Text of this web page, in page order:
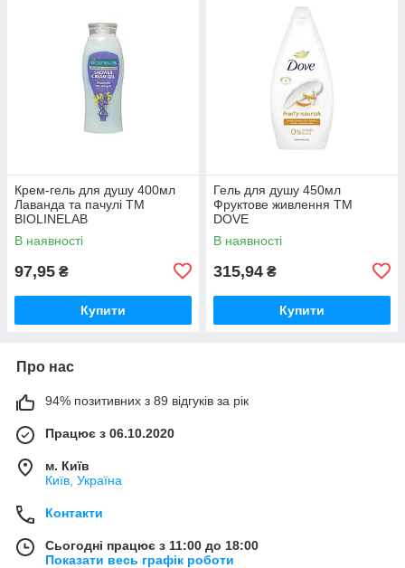
Крем-гель для душу 400мл
Лаванда та пачулі ТМ
BIOLINELAB
В наявності
97,95 ₴
Купити
Гель для душу 450мл
Фруктове живлення ТМ
DOVE
В наявності
315,94 ₴
Купити
Про нас
94% позитивних з 89 відгуків за рік
Працює з 06.10.2020
м. Київ
Київ, Україна
Контакти
Сьогодні працює з 11:00 до 18:00
Показати весь графік роботи